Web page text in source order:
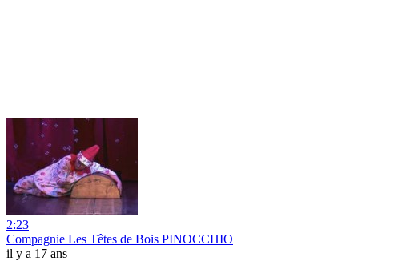
2:23
Compagnie Les Têtes de Bois PINOCCHIO
il y a 17 ans